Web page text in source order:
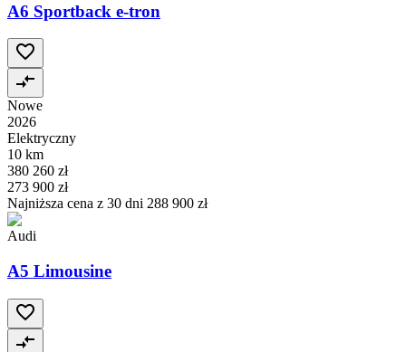
A6 Sportback e-tron
Nowe
2026
Elektryczny
10 km
380 260 zł
273 900 zł
Najniższa cena z 30 dni 288 900 zł
Audi
A5 Limousine